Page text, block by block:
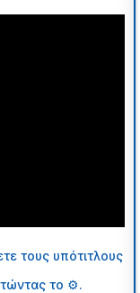
τους υπότιτλους
το ⚙.